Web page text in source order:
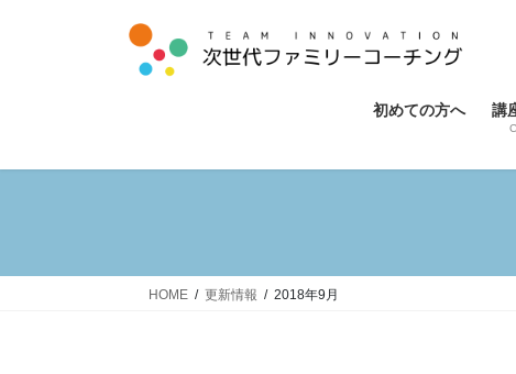
ス
ン
初めての方へ 講
HOME 更新情報 2018年9月